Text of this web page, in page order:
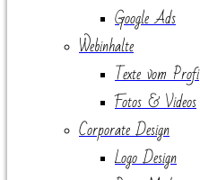
Google Ads
Webinhalte
Texte vom Profi
Fotos & Videos
Corporate Design
Logo Design